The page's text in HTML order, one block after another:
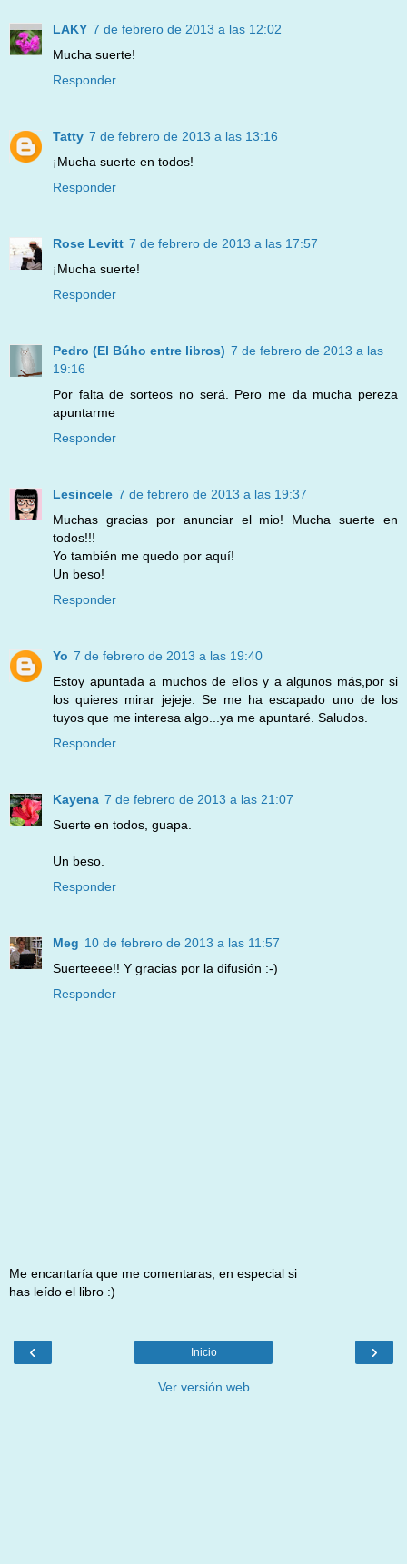
LAKY 7 de febrero de 2013 a las 12:02
Mucha suerte!
Responder
Tatty 7 de febrero de 2013 a las 13:16
¡Mucha suerte en todos!
Responder
Rose Levitt 7 de febrero de 2013 a las 17:57
¡Mucha suerte!
Responder
Pedro (El Búho entre libros) 7 de febrero de 2013 a las
19:16
Por falta de sorteos no será. Pero me da mucha pereza
apuntarme
Responder
Lesincele 7 de febrero de 2013 a las 19:37
Muchas gracias por anunciar el mio! Mucha suerte en
todos!!!
Yo también me quedo por aquí!
Un beso!
Responder
Yo 7 de febrero de 2013 a las 19:40
Estoy apuntada a muchos de ellos y a algunos más,por si
los quieres mirar jejeje. Se me ha escapado uno de los
tuyos que me interesa algo...ya me apuntaré. Saludos.
Responder
Kayena 7 de febrero de 2013 a las 21:07
Suerte en todos, guapa.
Un beso.
Responder
Meg 10 de febrero de 2013 a las 11:57
Suerteeee!! Y gracias por la difusión :-)
Responder
Me encantaría que me comentaras, en especial si
has leído el libro :)
‹ ›
Inicio
Ver versión web